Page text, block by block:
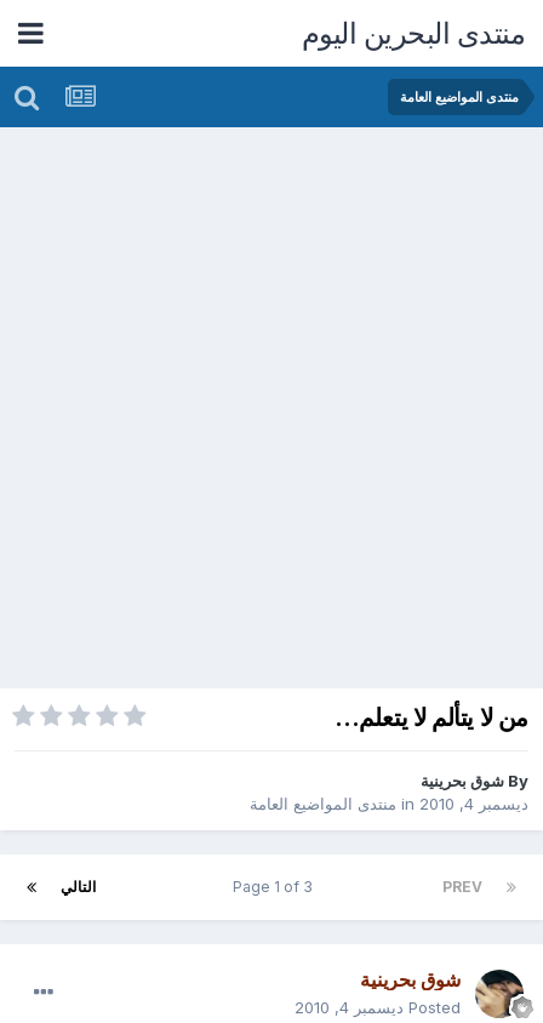
منتدى البحرين اليوم
منتدى المواضيع العامة
من لا يتألم لا يتعلم...
By شوق بحرينية
ديسمبر 4, 2010
in منتدى المواضيع العامة
PREV التالي Page 1 of 3
شوق بحرينية
Posted ديسمبر 4, 2010